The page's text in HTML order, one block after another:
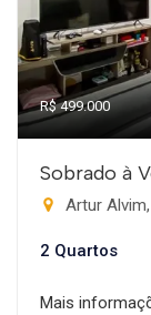
R$ 499.000
Sobrado à
Artur
2 Quartos
Mais